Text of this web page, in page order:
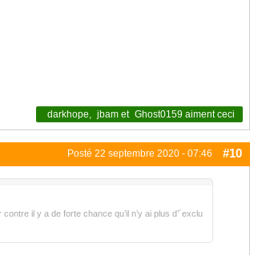
darkhope, jbam et Ghost0159 aiment ceci
Posté 22 septembre 2020 - 07:46 #10
il y a de forte chance qu’il n’y ai plus d’´exclu